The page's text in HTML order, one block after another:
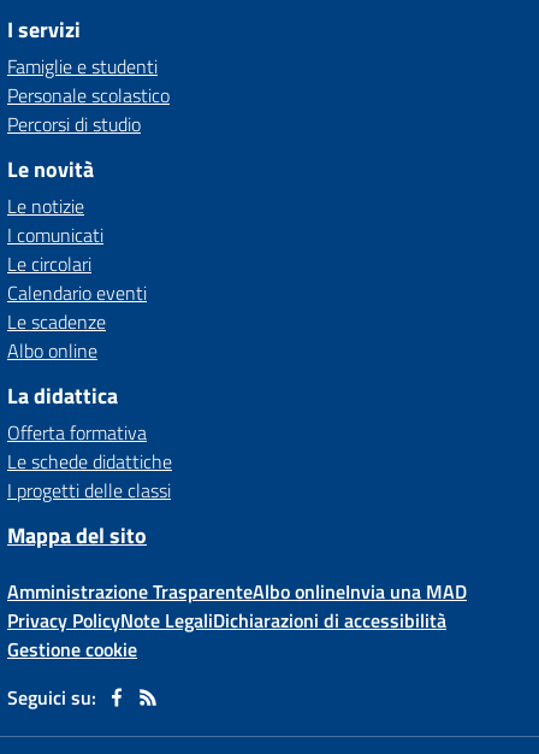
I servizi
Famiglie e studenti
Personale scolastico
Percorsi di studio
Le novità
Le notizie
I comunicati
Le circolari
Calendario eventi
Le scadenze
Albo online
La didattica
Offerta formativa
Le schede didattiche
I progetti delle classi
Mappa del sito
Amministrazione TrasparenteAlbo onlineInvia una MAD
Privacy PolicyNote LegaliDichiarazioni di accessibilità
Gestione cookie
Seguici su: